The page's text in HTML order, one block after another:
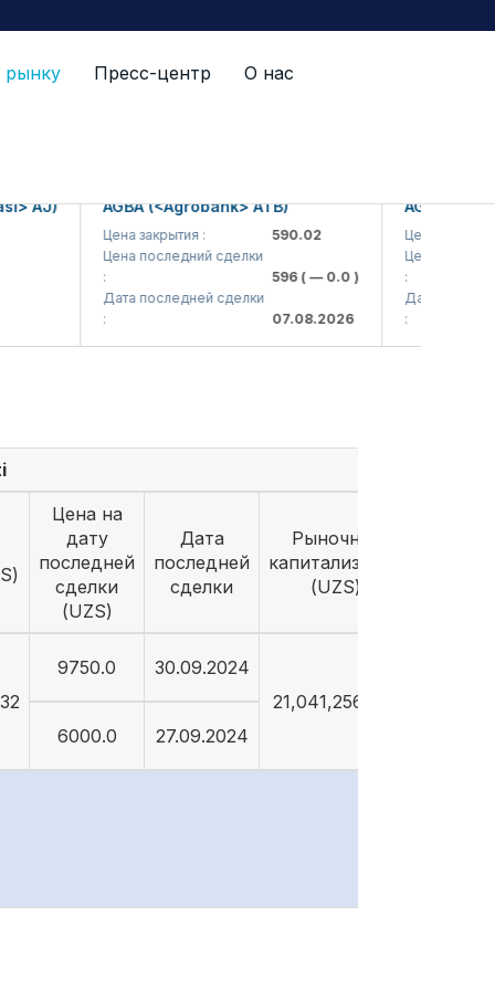
Пресс-центр О нас
AGBA (<Agrobank> ATB)
Цена закрытия :
590.02
Цена последний сделки
596( — 0.0 )
Дата последней сделки
07.08.2026
AGBAP
Цена закрытия :
Цена последний
Дата последней
Цена на
дату
последней
сделки
(UZS)
Дата
последней
сделки
Рыночная
капитализация
(UZS)
9750.0
30.09.2024
21,041,256,632
6000.0 27.09.2024